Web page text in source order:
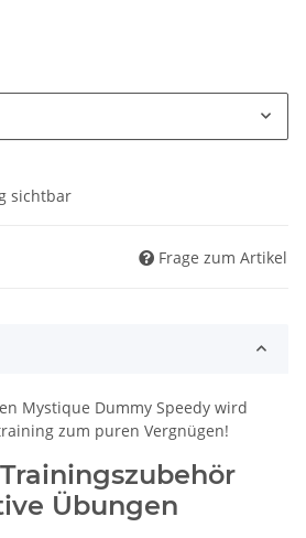
sichtbar
Frage zum Artikel
Mystique Dummy Speedy wird
zum puren Vergnügen!
Übungen